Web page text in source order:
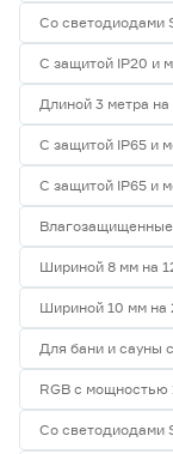
Со светодиодами
С защитой IP20 и
Длиной 3 метра на
С защитой IP65 и
С защитой IP65 и
Влагозащищенные
Шириной 8 мм на
Шириной 10 мм на
Для бани и сауны
RGB с мощностью
Со светодиодами